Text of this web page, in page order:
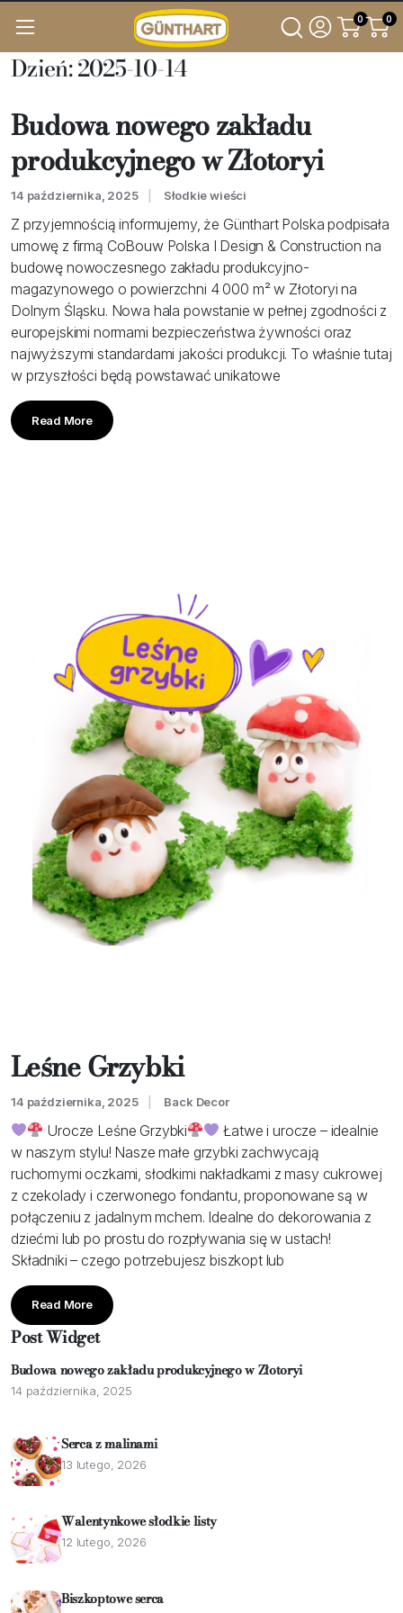
0 0
Dzień:2025-10-14
Budowa nowego zakładu
produkcyjnego w Złotoryi
14 października, 2025 Słodkie wieści
Z przyjemnością informujemy, że Günthart Polska podpisała
umowę z firmą CoBouw Polska I Design & Construction na
budowę nowoczesnego zakładu produkcyjno-
magazynowego o powierzchni 4 000 m² w Złotoryi na
Dolnym Śląsku. Nowa hala powstanie w pełnej zgodności z
europejskimi normami bezpieczeństwa żywności oraz
najwyższymi standardami jakości produkcji. To właśnie tutaj
w przyszłości będą powstawać unikatowe
Read More
Leśne Grzybki
14 października, 2025 Back Decor
Urocze Leśne Grzybki
Łatwe i urocze – idealnie
w naszym stylu! Nasze małe grzybki zachwycają
ruchomymi oczkami, słodkimi nakładkami z masy cukrowej
z czekolady i czerwonego fondantu, proponowane są w
połączeniu z jadalnym mchem. Idealne do dekorowania z
dziećmi lub po prostu do rozpływania się w ustach!
Składniki – czego potrzebujesz biszkopt lub
Read More
Post Widget
Budowa nowego zakładu produkcyjnego w Złotoryi
14 października, 2025
Serca z malinami
13 lutego, 2026
Walentynkowe słodkie listy
12 lutego, 2026
Biszkoptowe serca